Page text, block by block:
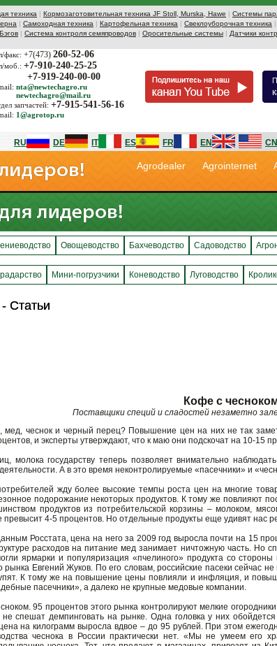
техника | Кормозаготовительная техника JF Stoll, Murska, Hawe | Системы
| Самоходная техника | Картофельная техника | Свеклоуборочная техника |
| Система контроля семяпроводов | Оросительные системы | Датчики
факс: +7(473) 260-52-06
моб.: +7-910-240-25-25
+7-919-240-00-00
nta@newtechagro.ru
newtechagro@mail.ru
запчастей: +7-915-541-56-16
1@agrotop.ru
RU DE IT ES FR EN CN
Agrodealer Agrointernet
Овощеводство Бахчеводство Садоводство
Мини-погрузчики Коневодство Луговодство
Статьи
Статьи
Кофе с
Поставщики специй и сладостей незаметно
чеснок и черный перец? Повышение цен на них не так
и эксперты утверждают, что к маю они подскочат на 10-15
молока государству теперь позволяет внимательно
А в это время неконтролируемые «пасечники» и
жду более высокие темпы роста цен на многие
подорожание некоторых продуктов. К тому же повлияют
продуктов из потребительской корзины – молоком,
превысит 4-5 процентов. Но отдельные продукты еще удивят нас
Росстата, цена на него за 2009 год выросла почти на 15
расходов на питание мед занимает ничтожную часть. Но
ярмарки и популяризация «пчелиного» продукта со
рынка Евгений Жуков. По его словам, российские пасеки сейчас
К тому же на повышение цены повлияли и инфляция, и
пасечники», а далеко не крупные медовые компании.
95 процентов этого рынка контролируют мелкие
не спешат демпинговать на рынке. Одна головка у них
на килограмм выросла вдвое – до 95 рублей. При этом
чеснока в России практически нет. «Мы не умеем